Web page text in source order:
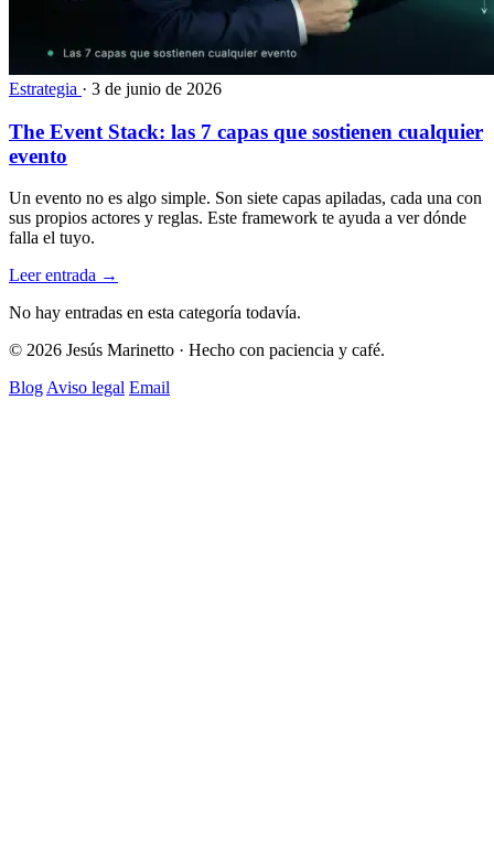
Estrategia · 3 de junio de 2026
The Event Stack: las 7 capas que sostienen cualquier
evento
Un evento no es algo simple. Son siete capas apiladas, cada una con
sus propios actores y reglas. Este framework te ayuda a ver dónde
falla el tuyo.
Leer entrada →
No hay entradas en esta categoría todavía.
© 2026 Jesús Marinetto · Hecho con paciencia y café.
BlogAviso legal Email